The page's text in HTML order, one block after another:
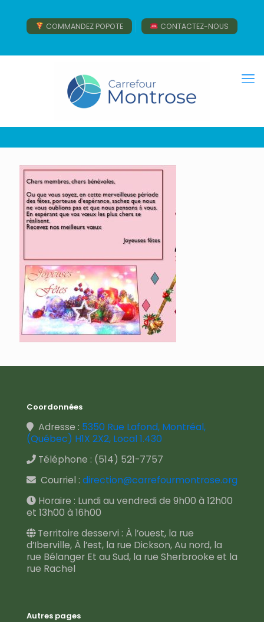
COMMANDEZ POPOTE CONTACTEZ-NOUS
Coordonnées
Adresse : 5350 Rue Lafond, Montréal,
(Québec) H1X 2X2, Local 1.430
Téléphone : (514) 521-7757
Courriel : direction@carrefourmontrose.org
Horaire : Lundi au vendredi de 9h00 à 12h00
et 13h00 à 16h00
Territoire desservi : À l’ouest, la rue
d’Iberville, À l’est, la rue Dickson, Au nord, la
rue Bélanger Et au Sud, la rue Sherbrooke et la
rue Rachel
Autres pages